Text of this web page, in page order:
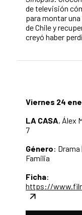
de televisión
para montar
de Chile y
creyó haber
Viernes 24
LA CASA, Álex
7
Género:
Familia
Ficha:
https://